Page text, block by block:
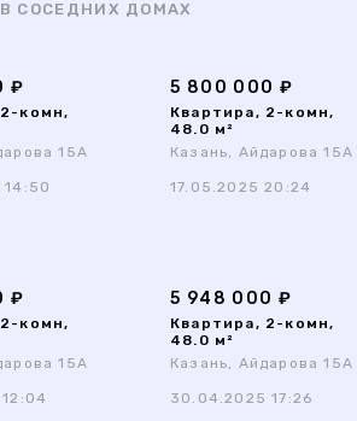
В СОСЕДНИХ ДОМАХ
₽
комн,
15А
5 800 000 ₽
Квартира, 2-комн,
48.0 м²
Казань, Айдарова 15А
17.05.2025 20:24
₽
комн,
15А
5 948 000 ₽
Квартира, 2-комн,
48.0 м²
Казань, Айдарова 15А
30.04.2025 17:26